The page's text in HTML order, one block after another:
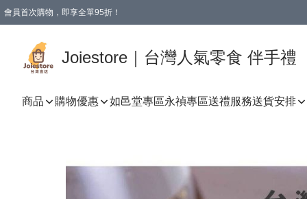
會員首次購物，即享全單95折！
Joiestore｜台灣人氣零食 伴手禮
商品 購物優惠 如邑堂專區永禎專區送禮服務送貨安排